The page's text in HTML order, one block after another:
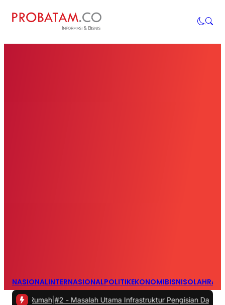
NASIONALINTERNASIONALPOLITIKEKONOMIBISNIS
| #2 -Masalah Utama Infrastruktur Pengisian Daya untuk Mobil